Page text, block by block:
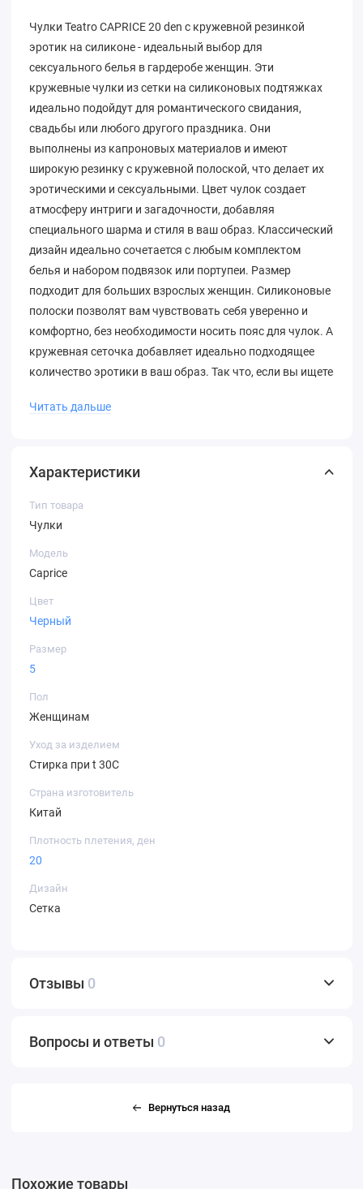
Чулки Teatro CAPRICE 20 den c кружевной резинкой
эротик на силиконе - идеальный выбор для
сексуального белья в гардеробе женщин. Эти
кружевные чулки из сетки на силиконовых подтяжках
идеально подойдут для романтического свидания,
свадьбы или любого другого праздника. Они
выполнены из капроновых материалов и имеют
широкую резинку с кружевной полоской, что делает их
эротическими и сексуальными. Цвет чулок создает
атмосферу интриги и загадочности, добавляя
специального шарма и стиля в ваш образ. Классический
дизайн идеально сочетается с любым комплектом
белья и набором подвязок или портупеи. Размер
подходит для больших взрослых женщин. Силиконовые
полоски позволят вам чувствовать себя уверенно и
комфортно, без необходимости носить пояс для чулок. А
кружевная сеточка добавляет идеально подходящее
количество эротики в ваш образ. Так что, если вы ищете
эти чулки с кружевной резинкой эротик на силиконе -
Читать дальше
Характеристики
Тип товара
Чулки
Модель
Caprice
Цвет
Черный
Размер
5
Пол
Женщинам
Уход за изделием
Стирка при t 30С
Страна изготовитель
Китай
Плотность плетения, ден
20
Дизайн
Сетка
Отзывы 0
Вопросы и ответы 0
Вернуться назад
Похожие товары